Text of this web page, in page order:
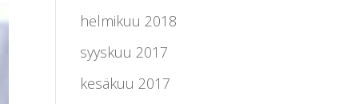
helmikuu 2018
syyskuu 2017
kesäkuu 2017